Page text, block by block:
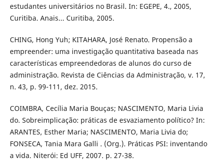
estudantes universitários no Brasil. In: EGEPE, 4., 2005,
Curitiba. Anais... Curitiba, 2005.
CHING, Hong Yuh; KITAHARA, José Renato. Propensão a
empreender: uma investigação quantitativa baseada nas
características empreendedoras de alunos do curso de
administração. Revista de Ciências da Administração, v. 17,
n. 43, p. 99-111, dez. 2015.
COIMBRA, Cecília Maria Bouças; NASCIMENTO, Maria Livia
do. Sobreimplicação: práticas de esvaziamento político? In:
ARANTES, Esther Maria; NASCIMENTO, Maria Livia do;
FONSECA, Tania Mara Galli . (Org.). Práticas PSI: inventando
a vida. Niterói: Ed UFF, 2007. p. 27-38.